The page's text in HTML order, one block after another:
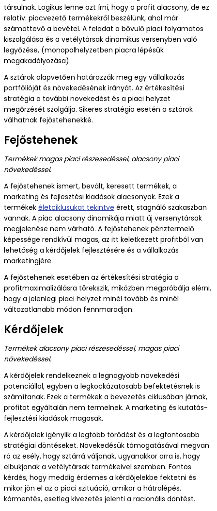
társulnak. Logikus lenne azt írni, hogy a profit alacsony, de ez
relatív: piacvezető termékekről beszélünk, ahol már
számottevő a bevétel. A feladat a bővülő piaci folyamatos
kiszolgálása és a vetélytársak dinamikus versenyben való
legyőzése, (monopolhelyzetben piacra lépésük
megakadályozása).
A sztárok alapvetően határozzák meg egy vállalkozás
portfólióját és növekedésének irányát. Az értékesítési
stratégia a további növekedést és a piaci helyzet
megőrzését szolgálja. Sikeres stratégia esetén a sztárok
válhatnak fejőstehenekké.
Fejőstehenek
Termékek magas piaci részesedéssel, alacsony piaci
növekedéssel.
A fejőstehenek ismert, bevált, keresett termékek, a
marketing és fejlesztési kiadások alacsonyak. Ezek a
termékek életciklusukat tekintve érett, stagnáló szakaszban
vannak. A piac alacsony dinamikája miatt új versenytársak
megjelenése nem várható. A fejőstehenek pénztermelő
képessége rendkívül magas, az itt keletkezett profitból van
lehetőség a kérdőjelek fejlesztésére és a vállalkozás
marketingjére.
A fejőstehenek esetében az értékesítési stratégia a
profitmaximalizálásra törekszik, miközben megpróbálja elérni,
hogy a jelenlegi piaci helyzet minél tovább és minél
változatlanabb módon fennmaradjon.
Kérdőjelek
Termékek alacsony piaci részesedéssel, magas piaci
növekedéssel.
A kérdőjelek rendelkeznek a legnagyobb növekedési
potenciállal, egyben a legkockázatosabb befektetésnek is
számítanak. Ezek a termékek a bevezetés ciklusában járnak,
profitot egyáltalán nem termelnek. A marketing és kutatás-
fejlesztési kiadások magasak.
A kérdőjelek igénylik a legtöbb törődést és a legfontosabb
stratégiai döntéseket. Növekedésük támogatásával megvan
rá az esély, hogy sztárrá váljanak, ugyanakkor arra is, hogy
elbukjanak a vetélytársak termékeivel szemben. Fontos
kérdés, hogy meddig érdemes a kérdőjelekbe fektetni és
mikor jön el az a piaci szituáció, amikor a hátralépés,
kármentés, esetleg kivezetés jelenti a racionális döntést.